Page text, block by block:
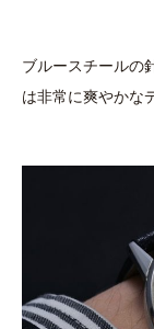
ブルースチールの
は非常に爽やかな